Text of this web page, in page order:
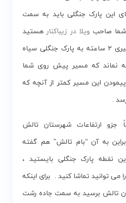
این پارک جنگلی باید به سمت
شما صاحب ویلا در زیباکنارهستید
میتوانید با پیمودن مسیری ۲ ساعته به پارک جنگلی سیاه
نماند که مسیر پیش روی شما
این مسیر کمتر از آنچه که
.
جزو ارتفاعات شهرستان تالش
به آن “بام تالش” هم گفته
نقطه پارک‌ جنگلی بایستید ،
می توانید تماشا کنید . برای اینکه
تالش برسید به سمت جاده رشت